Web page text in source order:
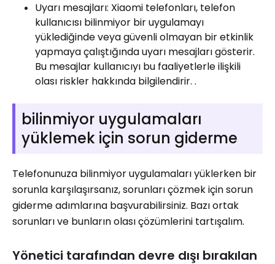
Uyarı mesajları: Xiaomi telefonları, telefon
kullanıcısı bilinmiyor bir uygulamayı
yüklediğinde veya güvenli olmayan bir etkinlik
yapmaya çalıştığında uyarı mesajları gösterir.
Bu mesajlar kullanıcıyı bu faaliyetlerle ilişkili
olası riskler hakkında bilgilendirir. .
bilinmiyor uygulamaları
yüklemek için sorun giderme
Telefonunuza bilinmiyor uygulamaları yüklerken bir
sorunla karşılaşırsanız, sorunları çözmek için sorun
giderme adımlarına başvurabilirsiniz. Bazı ortak
sorunları ve bunların olası çözümlerini tartışalım.
Yönetici tarafından devre dışı bırakılan